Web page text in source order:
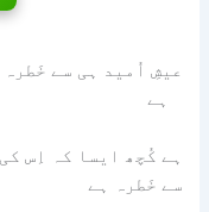
عیشِ اُمید ہی سے
ہے کُچھ ایسا کہ
سے خَطرہ ہے